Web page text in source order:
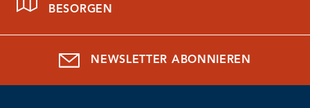
BESORGEN
NEWSLETTER ABONNIEREN